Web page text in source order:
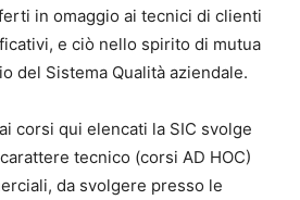
in omaggio ai tecnici di clienti
e ciò nello spirito di mutua
del Sistema Qualità aziendale.
corsi qui elencati la SIC svolge
tecnico (corsi AD HOC)
da svolgere presso le